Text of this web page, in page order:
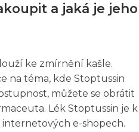
a jaká je jeho
ke zmírnění kašle.
na téma, kde Stoptussin
můžete se obrátit
Lék Stoptussin je k
e-shopech.